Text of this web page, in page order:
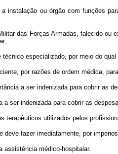
ou órgão com funções
das Forças Armadas, falecido ou
especializado, por meio do qual
por razões de ordem médica, para
a ser indenizada para cobrir as
indenizada para cobrir as
utilizados pelos
fazer imediatamente, por
médico-hospitalar.